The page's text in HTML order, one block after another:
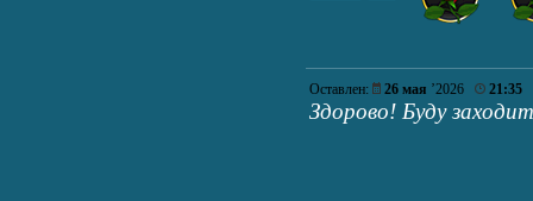
Оставлен: 26 мая ’2026 21:35
Здорово! Буду